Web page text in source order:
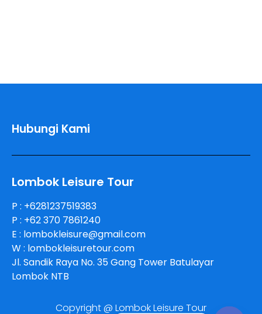
Hubungi Kami
Lombok Leisure Tour
P : +6281237519383
P : +62 370 7861240
E : lombokleisure@gmail.com
W : lombokleisuretour.com
Jl. Sandik Raya No. 35 Gang Tower Batulayar
Lombok NTB
Copyright @ Lombok Leisure Tour